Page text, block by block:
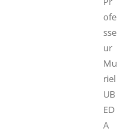
ofe
sse
ur
Mu
riel
UB
ED
A